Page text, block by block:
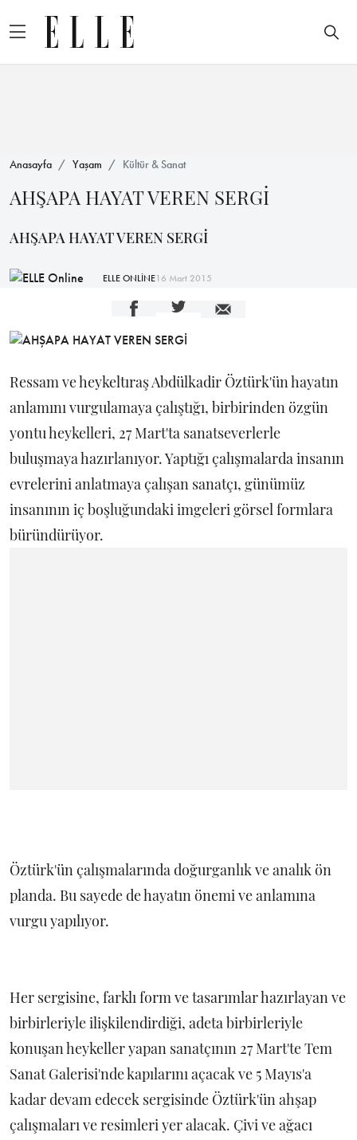
Anasayfa Yaşam Kültür & Sanat
AHŞAPA HAYAT VEREN SERGİ
AHŞAPA HAYAT VEREN SERGİ
ELLE ONLİNE16 Mart 2015
Ressam ve heykeltıraş Abdülkadir Öztürk'ün hayatın
anlamını vurgulamaya çalıştığı, birbirinden özgün
yontu heykelleri, 27 Mart'ta sanatseverlerle
buluşmaya hazırlanıyor. Yaptığı çalışmalarda insanın
evrelerini anlatmaya çalışan sanatçı, günümüz
insanının iç boşluğundaki imgeleri görsel formlara
büründürüyor.
Öztürk'ün çalışmalarında doğurganlık ve analık ön
planda. Bu sayede de hayatın önemi ve anlamına
vurgu yapılıyor.
Her sergisine, farklı form ve tasarımlar hazırlayan ve
birbirleriyle ilişkilendirdiği, adeta birbirleriyle
konuşan heykeller yapan sanatçının 27 Mart'te Tem
Sanat Galerisi'nde kapılarını açacak ve 5 Mayıs'a
kadar devam edecek sergisinde Öztürk'ün ahşap
çalışmaları ve resimleri yer alacak. Çivi ve ağacı